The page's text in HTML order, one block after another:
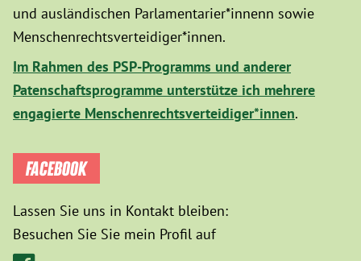
und ausländischen Parlamentarier*innenn sowie
Menschenrechtsverteidiger*innen.
Im Rahmen des PSP-Programms und anderer
Patenschaftsprogramme unterstütze ich mehrere
engagierte Menschenrechtsverteidiger*innen.
FACEBOOK
Lassen Sie uns in Kontakt bleiben:
Besuchen Sie Sie mein Profil auf